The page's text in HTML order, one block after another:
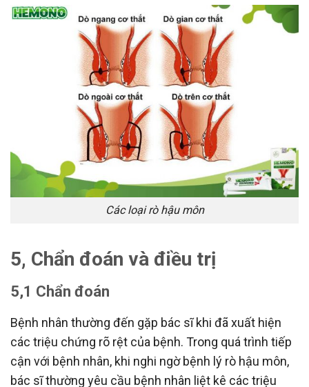
Các loại rò hậu môn
5, Chẩn đoán và điều trị
5,1 Chẩn đoán
Bệnh nhân thường đến gặp bác sĩ khi đã xuất hiện
các triệu chứng rõ rệt của bệnh. Trong quá trình tiếp
cận với bệnh nhân, khi nghi ngờ bệnh lý rò hậu môn,
bác sĩ thường yêu cầu bệnh nhân liệt kê các triệu